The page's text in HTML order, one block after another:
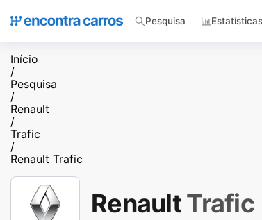
Pesquisa Estatísticas
Início
/
Pesquisa
/
Renault
/
Trafic
/
Renault Trafic
RenaultTrafic